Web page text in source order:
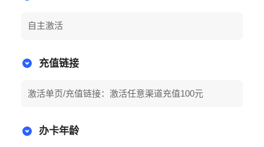
自主激活
充值链接
激活单页/充值链接：激活任意渠道充值100元
办卡年龄